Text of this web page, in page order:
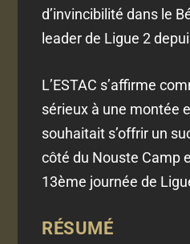
d’invincibilité dans le
leader de Ligue 2
L’ESTAC s’affirme
sérieux à une montée
souhaitait s’offrir un
côté du Nouste Camp
13ème journée de
RÉSUMÉ